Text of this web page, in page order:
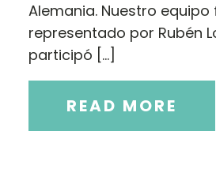
Alemania. Nuestro equipo
representado por Rubén
participó […]
READ MORE